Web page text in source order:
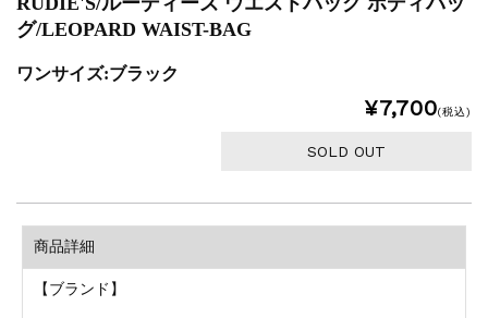
グ/LEOPARD WAIST-BAG
ワンサイズ:ブラック
¥7,700(税込)
SOLD OUT
商品詳細
【ブランド】